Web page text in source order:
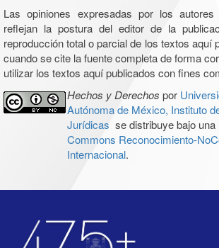
Las opiniones expresadas por los autores
reflejan la postura del editor de la
reproducción total o parcial de los textos aquí
cuando se cite la fuente completa de forma
utilizar los textos aquí publicados con fines
Hechos y Derechos por
Autónoma de México, Instituto
Jurídicas se distribuye bajo una
Commons Reconocimiento-
Internacional.